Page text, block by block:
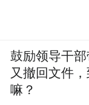
鼓励领导干
又撤回文件
嘛？